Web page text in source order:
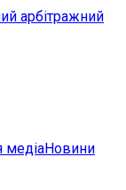
арбітражний
медіаНовини